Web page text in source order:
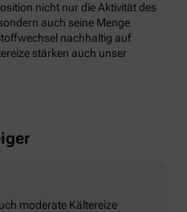
nicht nur die Aktivität des
auch seine Menge
nachhaltig auf
stärken auch unser
moderate Kältereize